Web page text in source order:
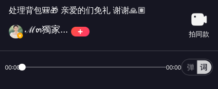
处理背包🎒🎁 亲爱的们免礼 谢谢🙏🏽
ℳ๓獨家記憶𑁍小燕子ꦿ⁵²º 拍同款
00:00 00:00